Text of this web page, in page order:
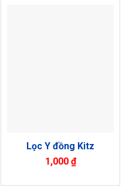
Lọc Y đồng Kitz
1,000 ₫